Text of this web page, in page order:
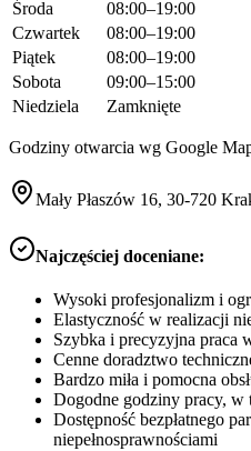
Środa
08:00–19:00
Czwartek
08:00–19:00
Piątek
08:00–19:00
Sobota
09:00–15:00
Niedziela
Zamknięte
Godziny otwarcia wg Google
Mały Płaszów 16, 30-720
Najczęściej doceniane:
Wysoki profesjonalizm i
Elastyczność w realizacji
Szybka i precyzyjna praca
Cenne doradztwo
Bardzo miła i pomocna
Dogodne godziny pracy, w
Dostępność bezpłatnego
niepełnosprawnościami